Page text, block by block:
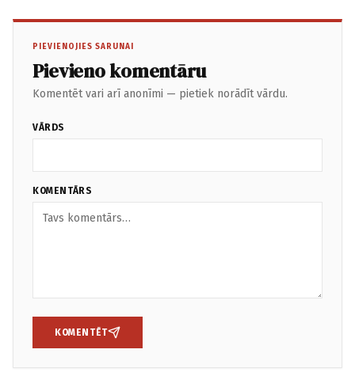
PIEVIENOJIES SARUNAI
Pievieno komentāru
Komentēt vari arī anonīmi — pietiek norādīt vārdu.
VĀRDS
KOMENTĀRS
KOMENTĒT